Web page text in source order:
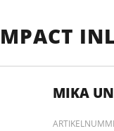
MIKA